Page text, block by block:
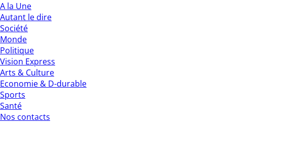
A la Une
Autant le dire
Société
Monde
Politique
Vision Express
Arts & Culture
Economie & D-durable
Sports
Santé
Nos contacts